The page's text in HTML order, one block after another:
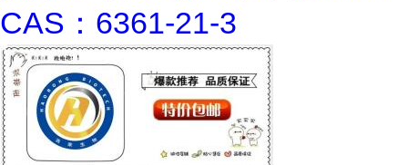
CAS：6361-21-3